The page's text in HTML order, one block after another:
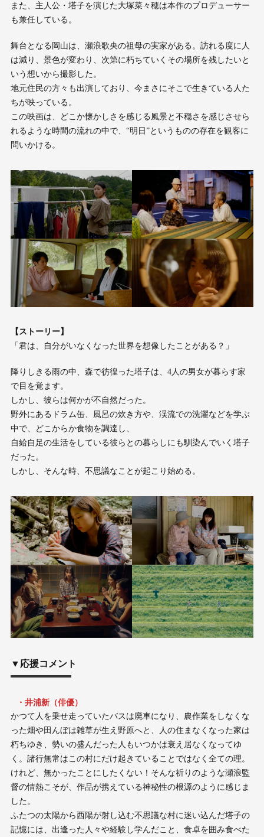
また、主人公・塔子を演じた大塚菜々穂は本作のプロデューサー
も兼任している。
舞台となる岡山は、瀬浪歌央の祖母の実家がある。訪れる度に人
は減り、景色が変わり、次第に朽ちていくその場所を残したいと
いう想いから撮影した。
地元住民の方々も出演しており、今まさにそこで生きている人た
ちが映っている。
この映画は、どこか懐かしさを感じる風景と不穏さを感じさせら
れるような時間の流れの中で、“明日”というものの存在を観客に
問いかける。
【ストーリー】
「君は、自分がいなくなった世界を想像したことがある？」
降りしきる雨の中、森で彷徨った塔子は、4人の男女が暮らす家
で目を覚ます。
しかし、彼らは何かが不自然だった。
野外にあるドラム缶、風呂の炊き方や、渓流での洗濯などを学ぶ
中で、どこからか食物を調達し、
自給自足の生活をしている彼らとの暮らしにも馴染んでいく塔子
だった。
しかし、そんな時、不思議なことが起こり始める。
▼応援コメント
・井浦新（俳優）
かつて人を乗せ走っていたバスは廃車になり、農作業をしなくな
った畑や田んぼは雑草が生え野原へと、人の住まなくなった家は
朽ちゆき、勢いの盛んだった人もいつかは衰え居なくなってゆ
く。諸行無常はこの村にだけ起きていることではなく全ての理。
けれど、無かったことにしたくない！そんな祈りのような瀬浪監
督の情熱こそが、作品が携えている神秘性の根源のように感じま
した。
ふたつの太陽から西陽が射し込む不思議な村に迷い込んだ塔子の
記憶には、出逢った人々や経験し学んだこと、食卓を囲み食べた